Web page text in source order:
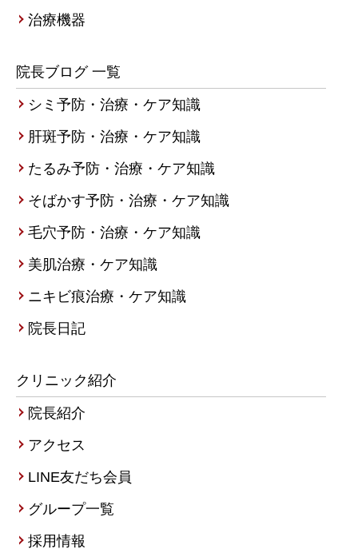
治療機器
院長ブログ 一覧
シミ予防・治療・ケア知識
肝斑予防・治療・ケア知識
たるみ予防・治療・ケア知識
そばかす予防・治療・ケア知識
毛穴予防・治療・ケア知識
美肌治療・ケア知識
ニキビ痕治療・ケア知識
院長日記
クリニック紹介
院長紹介
アクセス
LINE友だち会員
グループ一覧
採用情報